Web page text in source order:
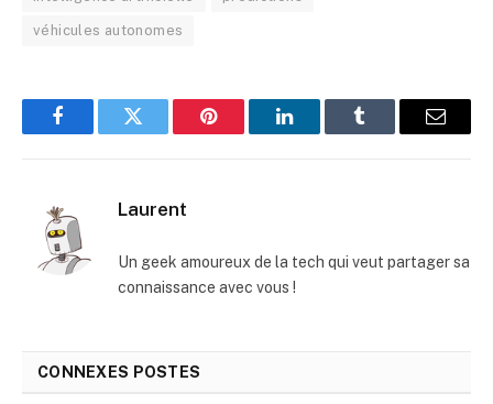
véhicules autonomes
FacebookTwitter Pinterest LinkedInTumblr
E-
Laurent
Un geek amoureux de la tech qui veut partager sa
connaissance avec vous !
CONNEXES POSTES